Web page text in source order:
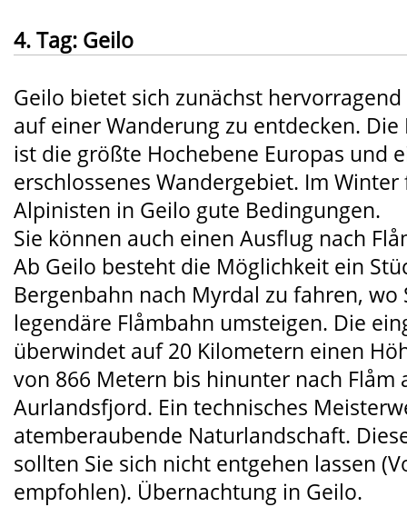
4. Tag: Geilo
Geilo bietet sich zunächst
auf einer Wanderung zu entdecken.
ist die größte Hochebene Europas und
erschlossenes Wandergebiet. Im
Alpinisten in Geilo gute Bedingungen.
Sie können auch einen Ausflug nach
Ab Geilo besteht die Möglichkeit ein
Bergenbahn nach Myrdal zu fahren, wo
legendäre Flåmbahn umsteigen. Die
überwindet auf 20 Kilometern einen
von 866 Metern bis hinunter nach Flåm
Aurlandsfjord. Ein technisches
atemberaubende Naturlandschaft.
sollten Sie sich nicht entgehen lassen
empfohlen). Übernachtung in Geilo.